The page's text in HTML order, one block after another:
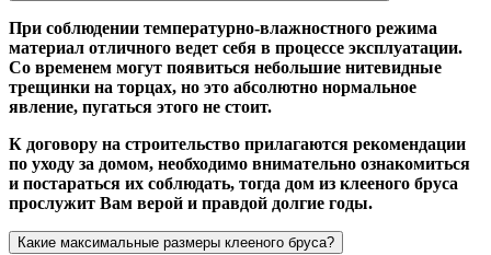
При соблюдении температурно-влажностного режима
материал отличного ведет себя в процессе эксплуатации.
Со временем могут появиться небольшие нитевидные
трещинки на торцах, но это абсолютно нормальное
явление, пугаться этого не стоит.
К договору на строительство прилагаются рекомендации
по уходу за домом, необходимо внимательно ознакомиться
и постараться их соблюдать, тогда дом из клееного бруса
прослужит Вам верой и правдой долгие годы.
Какие максимальные размеры клееного бруса?